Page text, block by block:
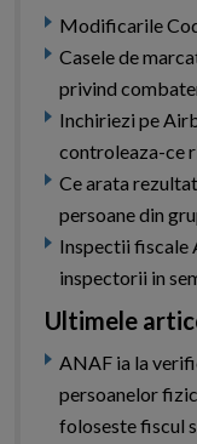
Modificarile
Casele de
privind
Inchiriezi pe
controleaza-ce
Ce arata
persoane din
Inspectii fiscale
inspectorii in
Ultimele
ANAF ia la
persoanelor
foloseste fiscul